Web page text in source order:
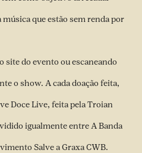
que estão sem renda por
sitedo eventoou escaneando
o show. A cada doação feita,
Doce Live, feita pela Troian
igualmente entre A Banda
Salve a Graxa CWB.